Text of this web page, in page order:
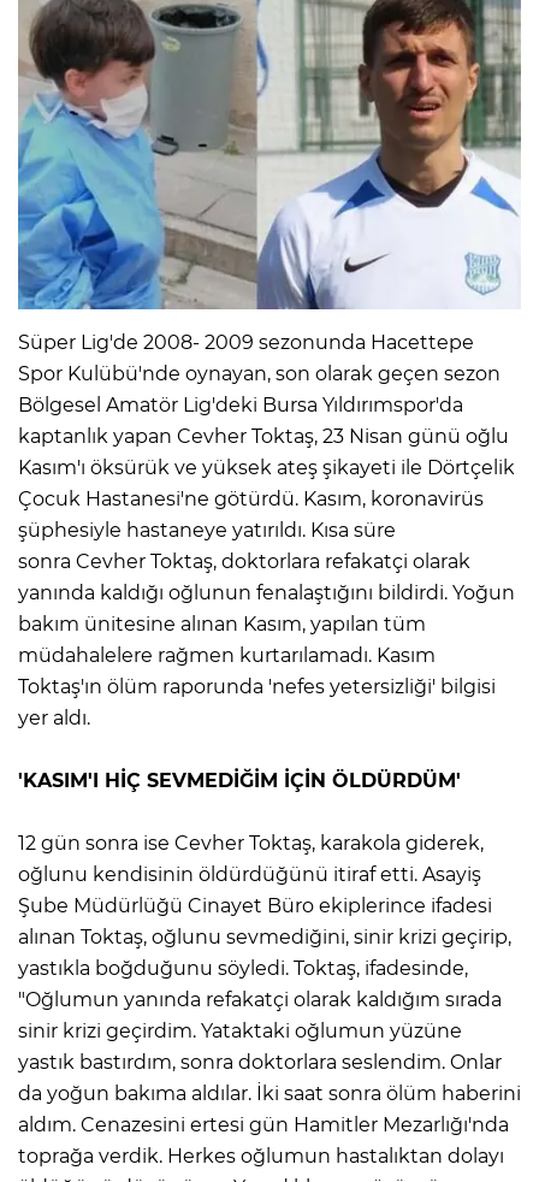
Süper Lig'de 2008- 2009 sezonunda Hacettepe
Spor Kulübü'nde oynayan, son olarak geçen sezon
Bölgesel Amatör Lig'deki Bursa Yıldırımspor'da
kaptanlık yapan Cevher Toktaş, 23 Nisan günü oğlu
Kasım'ı öksürük ve yüksek ateş şikayeti ile Dörtçelik
Çocuk Hastanesi'ne götürdü. Kasım, koronavirüs
şüphesiyle hastaneye yatırıldı. Kısa süre
sonra Cevher Toktaş, doktorlara refakatçi olarak
yanında kaldığı oğlunun fenalaştığını bildirdi. Yoğun
bakım ünitesine alınan Kasım, yapılan tüm
müdahalelere rağmen kurtarılamadı. Kasım
Toktaş'ın ölüm raporunda 'nefes yetersizliği' bilgisi
yer aldı.
'KASIM'I HİÇ SEVMEDİĞİM İÇİN ÖLDÜRDÜM'
12 gün sonra ise Cevher Toktaş, karakola giderek,
oğlunu kendisinin öldürdüğünü itiraf etti. Asayiş
Şube Müdürlüğü Cinayet Büro ekiplerince ifadesi
alınan Toktaş, oğlunu sevmediğini, sinir krizi geçirip,
yastıkla boğduğunu söyledi. Toktaş, ifadesinde,
"Oğlumun yanında refakatçi olarak kaldığım sırada
sinir krizi geçirdim. Yataktaki oğlumun yüzüne
yastık bastırdım, sonra doktorlara seslendim. Onlar
da yoğun bakıma aldılar. İki saat sonra ölüm haberini
aldım. Cenazesini ertesi gün Hamitler Mezarlığı'nda
toprağa verdik. Herkes oğlumun hastalıktan dolayı